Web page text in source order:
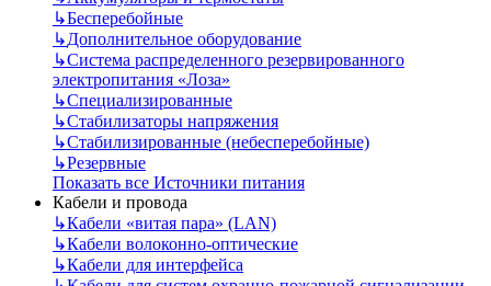
↳Бесперебойные
↳Дополнительное оборудование
↳Система распределенного резервированного
электропитания «Лоза»
↳Специализированные
↳Стабилизаторы напряжения
↳Стабилизированные (небесперебойные)
↳Резервные
Показать все Источники питания
Кабели и провода
↳Кабели «витая пара» (LAN)
↳Кабели волоконно-оптические
↳Кабели для интерфейса